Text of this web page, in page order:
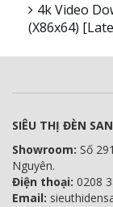
4k Video
(x86x64)
SIÊU THỊ ĐÈN
Showroom: Số
Nguyên.
Điện thoại: 0208
Email: